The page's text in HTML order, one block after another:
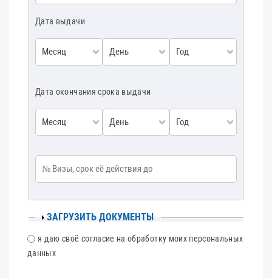
Дата выдачи
Дата окончания срока выдачи
ПОКАЗАТЬ
ЗАГРУЗИТЬ ДОКУМЕНТЫ
CОГЛАСИЕ
я даю своё согласие на обработку моих персональных
данных